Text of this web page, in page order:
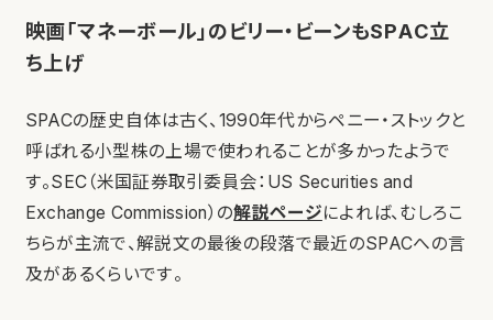
映画「マネーボール」のビリー・ビーンもSPAC立
ち上げ
SPACの歴史自体は古く、1990年代からペニー・ストックと
呼ばれる小型株の上場で使われることが多かったようで
す。SEC（米国証券取引委員会：US Securities and
Exchange Commission）の解説ページによれば、むしろこ
ちらが主流で、解説文の最後の段落で最近のSPACへの言
及があるくらいです。